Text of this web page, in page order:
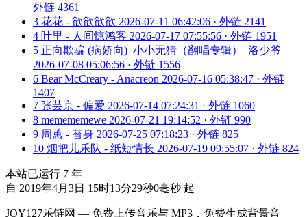
外链 4361
3 花花 - 欲欲欲欲 2026-07-11 06:42:06 · 外链 2141
4 叶里 - 人间惊鸿客 2026-07-17 07:55:56 · 外链 1951
5 正向欺骗 (病娇向)_小小无猜（翻唱专辑）_洛少爷
2026-07-08 05:06:56 · 外链 1556
6 Bear McCreary - Anacreon 2026-07-16 05:38:47 · 外链
1407
7 张芸京 - 偏爱 2026-07-14 07:24:31 · 外链 1060
8 memememewe 2026-07-21 19:14:52 · 外链 990
9 周蕙 - 替身 2026-07-25 07:18:23 · 外链 825
10 烟把儿乐队 - 纸短情长 2026-07-19 09:55:07 · 外链 824
本站已运行 7 年
自 2019年4月3日 15时13分29秒0毫秒 起
JOY127乐链网 — 免费上传音乐与 MP3，免费生成背景音